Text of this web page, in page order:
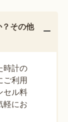
その他
時計の
ご利用
セル料
軽にお